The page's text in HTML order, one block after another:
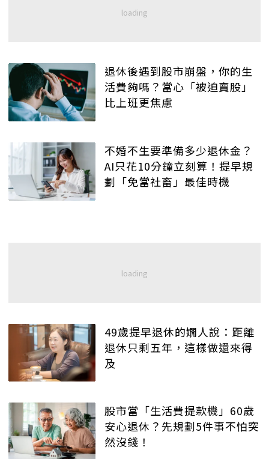
退休後遇到股市崩盤，你的生
活費夠嗎？當心「被迫賣股」
比上班更焦慮
不婚不生要準備多少退休金？
AI只花10分鐘立刻算！提早規
劃「免當社畜」最佳時機
49歲提早退休的嫺人說：距離
退休只剩五年，這樣做還來得
及
股市當「生活費提款機」60歲
安心退休？先規劃5件事不怕突
然沒錢！